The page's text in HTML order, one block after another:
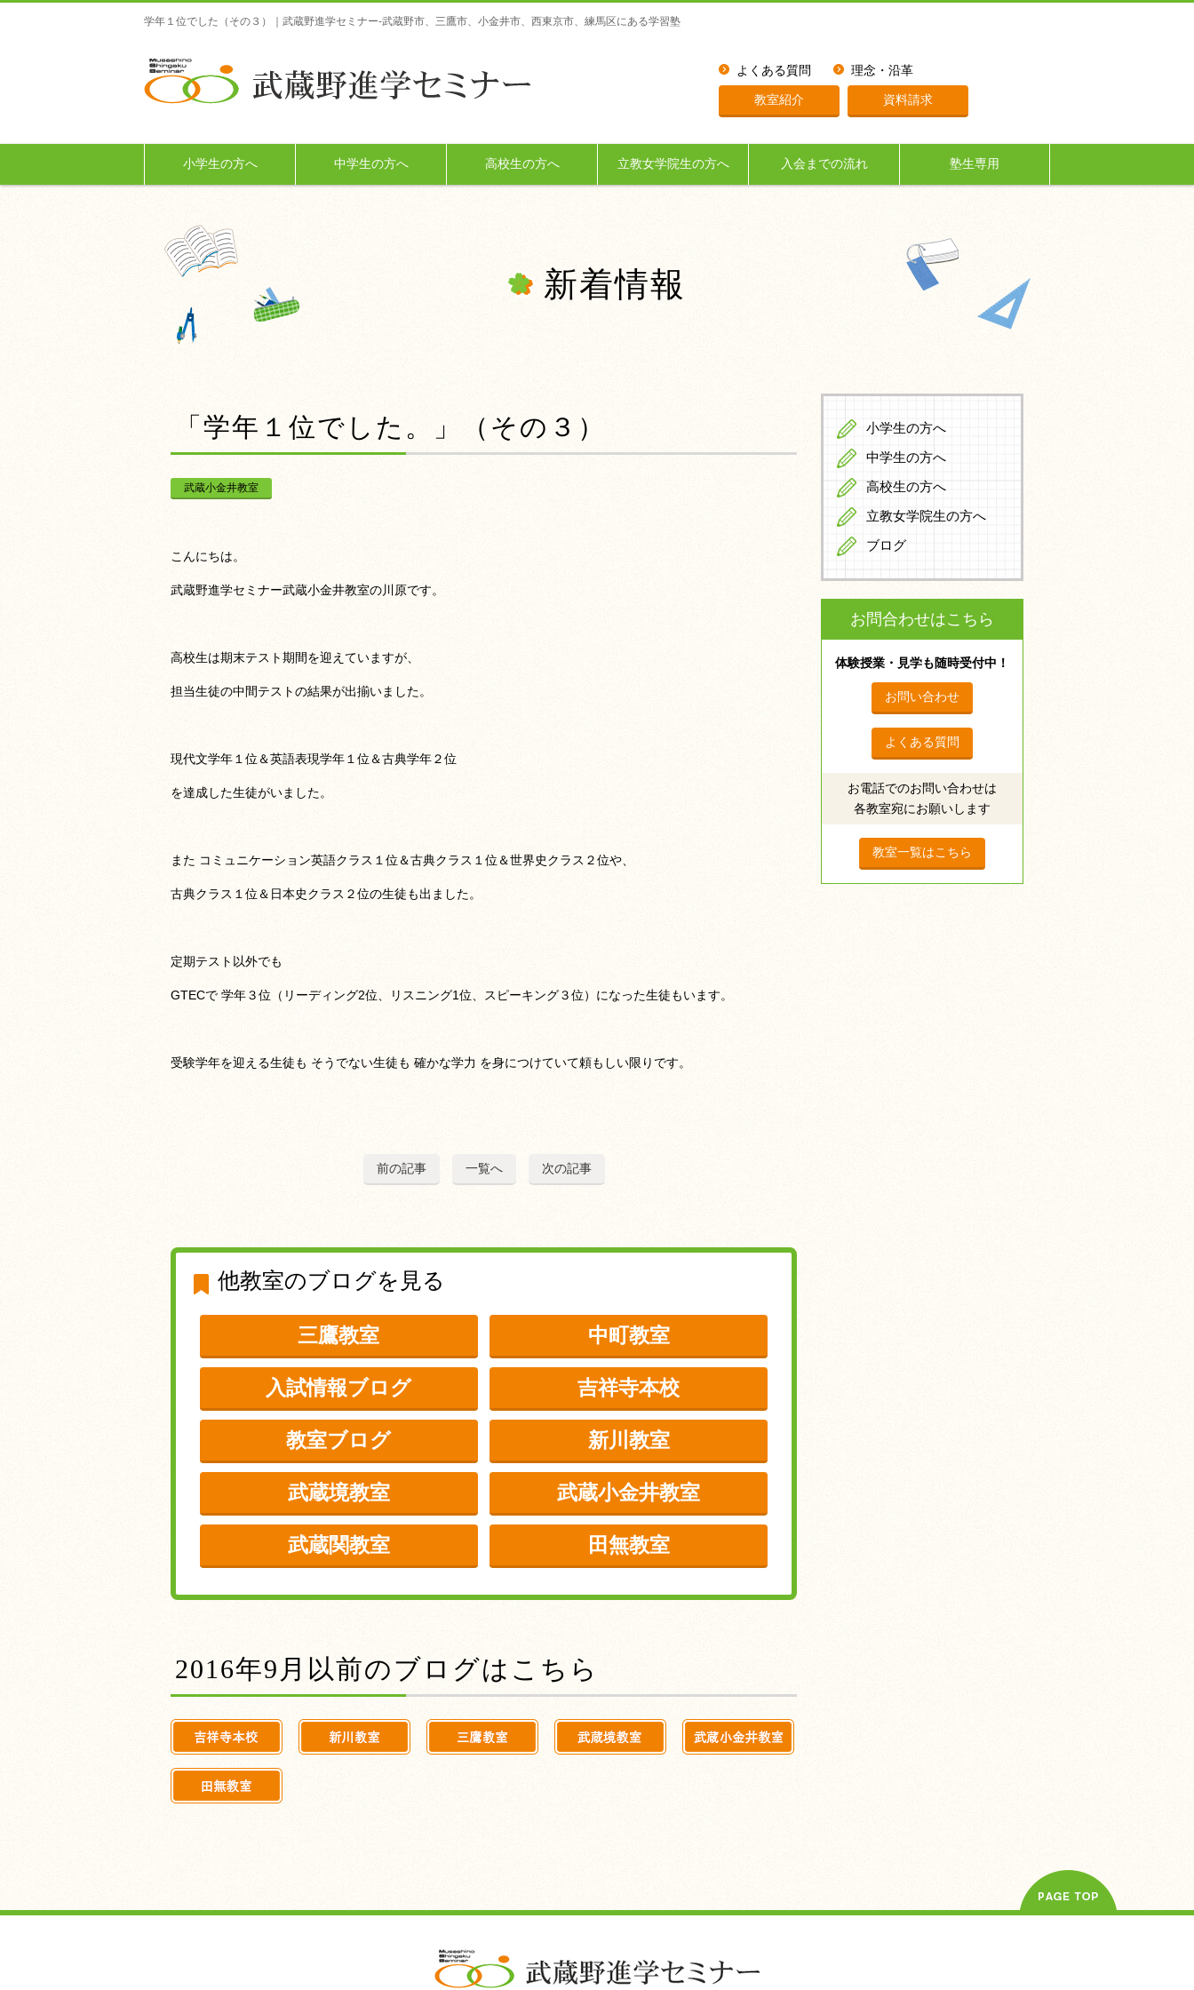
学年１位でした（その３）｜武蔵野進学セミナー-武蔵野市、三鷹市、小金井市、西東京市、練馬区にある学習塾
よくある質問 理念・沿革
教室紹介 資料請求
小学生の方へ 中学生の方へ 高校生の方へ 立教女学院生の方へ 入会までの流れ 塾生専用
新着情報
「学年１位でした。」（その３）
武蔵小金井教室
こんにちは。
武蔵野進学セミナー武蔵小金井教室の川原です。
高校生は期末テスト期間を迎えていますが、
担当生徒の中間テストの結果が出揃いました。
現代文学年１位＆英語表現学年１位＆古典学年２位
を達成した生徒がいました。
また コミュニケーション英語クラス１位＆古典クラス１位＆世界史クラス２位や、
古典クラス１位＆日本史クラス２位の生徒も出ました。
定期テスト以外でも
GTECで 学年３位（リーディング2位、リスニング1位、スピーキング３位）になった生徒もいます。
受験学年を迎える生徒も そうでない生徒も 確かな学力 を身につけていて頼もしい限りです。
前の記事 一覧へ 次の記事
他教室のブログを見る
三鷹教室 中町教室
入試情報ブログ 吉祥寺本校
教室ブログ 新川教室
武蔵境教室 武蔵小金井教室
武蔵関教室 田無教室
2016年9月以前のブログはこちら
小学生の方へ
中学生の方へ
高校生の方へ
立教女学院生の方へ
ブログ
お問合わせはこちら
体験授業・見学も随時受付中！
お問い合わせ
よくある質問
お電話でのお問い合わせは
各教室宛にお願いします
教室一覧はこちら